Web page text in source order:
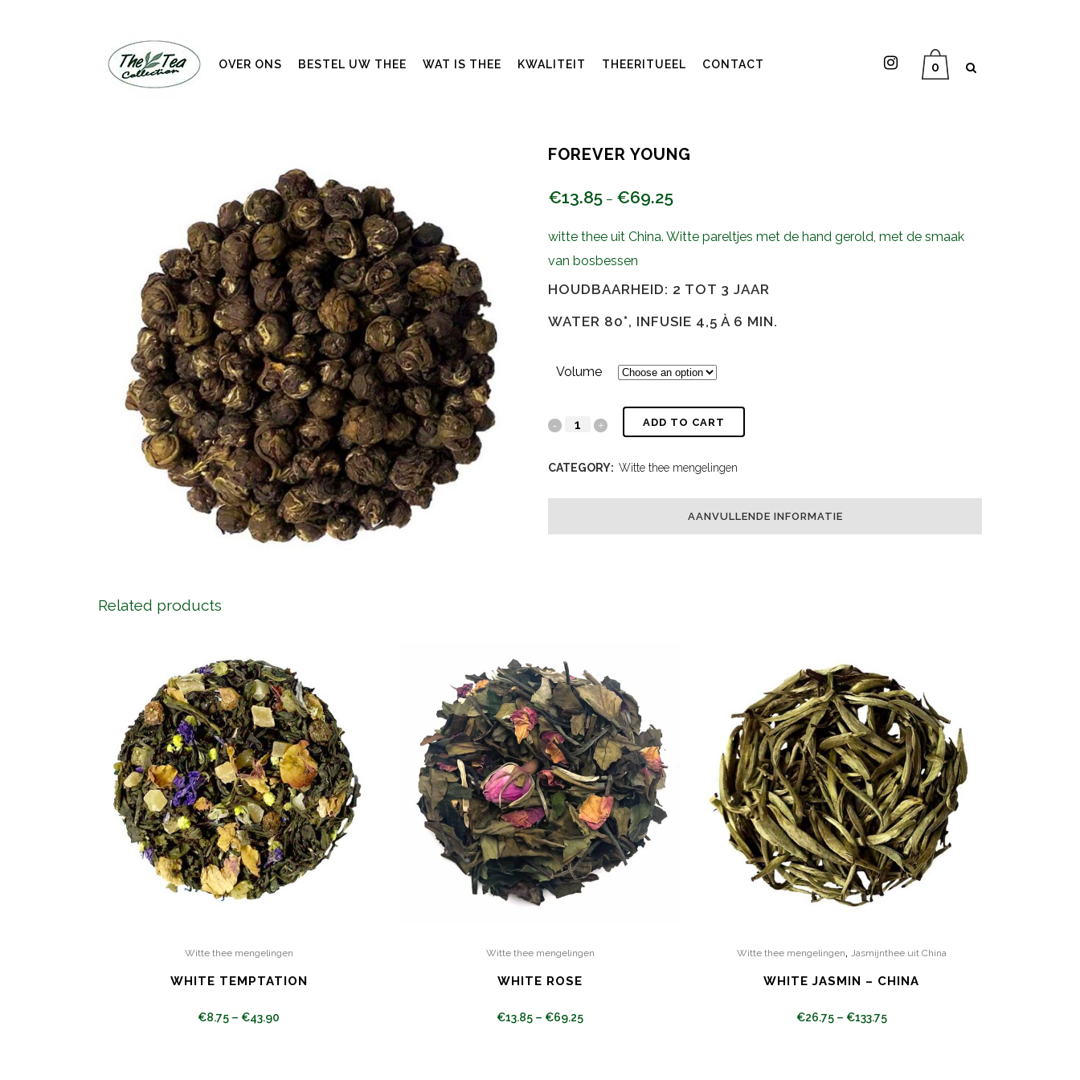
0
OVER ONS BESTEL UW THEE WAT IS THEE KWALITEIT THEERITUEEL CONTACT
FOREVER YOUNG
€13.85 – €69.25
witte thee uit China. Witte pareltjes met de hand gerold, met de smaak
van bosbessen
HOUDBAARHEID: 2 TOT 3 JAAR
WATER 80°, INFUSIE 4,5 À 6 MIN.
Volume
ADD TO CART
CATEGORY: Witte thee mengelingen
AANVULLENDE INFORMATIE
Related products
Witte thee mengelingen
WHITE TEMPTATION
€8.75 – €43.90
Witte thee mengelingen
WHITE ROSE
€13.85 – €69.25
Witte thee mengelingen, Jasmijnthee uit China
WHITE JASMIN – CHINA
€26.75– €133.75